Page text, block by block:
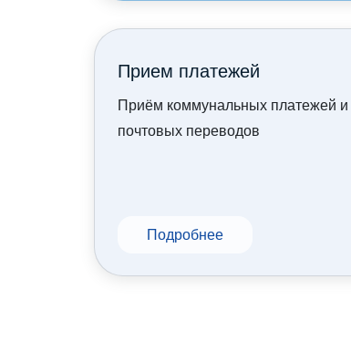
Приeм платежей
Приём коммунальных платежей и
почтовых переводов
Подробнее